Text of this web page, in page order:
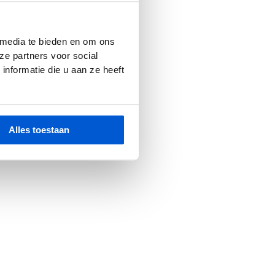
te bieden en om ons
partners voor social
die u aan ze heeft
Alles toestaan
consolefor more information).